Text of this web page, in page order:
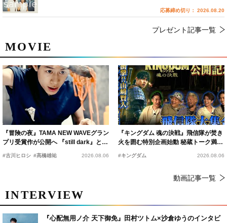
MOVIE
『冒険の夜』TAMA NEW WAVEグラン
プリ受賞作が公開へ 『still dark』と同
時上映決定
#古川ヒロシ #髙橋雄祐 2026.08.06
『キングダム 魂の決戦』飛信隊が焚き
火を囲む特別企画始動 秘蔵トーク満載
の“キングダムキャンプ”開催
#キングダム 2026.08.06
動画記事一覧
INTERVIEW
『心配無用ノ介 天下御免』田村ツトム×沙倉ゆうのインタビ
応募締め切り： 2026.08.20
プレゼント記事一覧